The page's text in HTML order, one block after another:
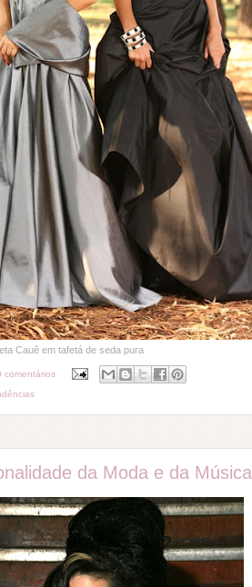
de seda pura
comentários
da Moda e da Música